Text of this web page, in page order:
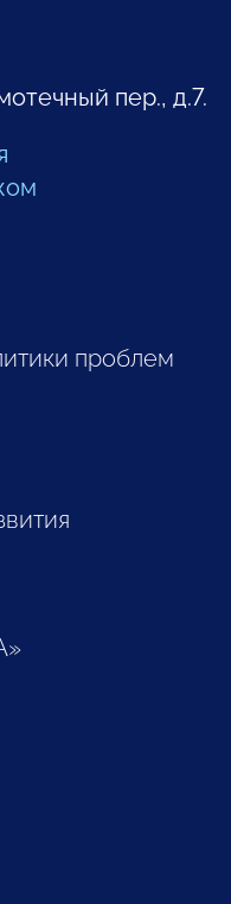
пер., д.7.
проблем